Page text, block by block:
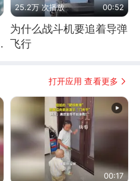
25.2万 次播放 00:52
为什么战斗机要追着导弹
飞行
打开应用 查看更多
00:17